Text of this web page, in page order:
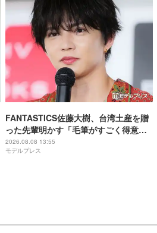
FANTASTICS佐藤大樹、台湾土産を贈
った先輩明かす「毛筆がすごく得意な
方」【In Motion】
2026.08.08 13:55
モデルプレス